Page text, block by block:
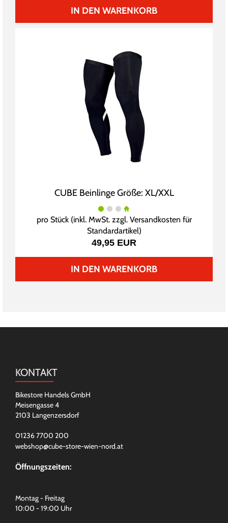
IN DEN WARENKORB
CUBE Beinlinge Größe: XL/XXL
pro Stück (inkl. MwSt. zzgl. Versandkosten für
Standardartikel)
49,95 EUR
IN DEN WARENKORB
KONTAKT
Bikestore Handels GmbH
Meisengasse 4
2103 Langenzersdorf
01236 7700 200
webshop@cube-store-wien-nord.at
Öffnungszeiten:
Montag - Freitag
10:00 - 19:00 Uhr